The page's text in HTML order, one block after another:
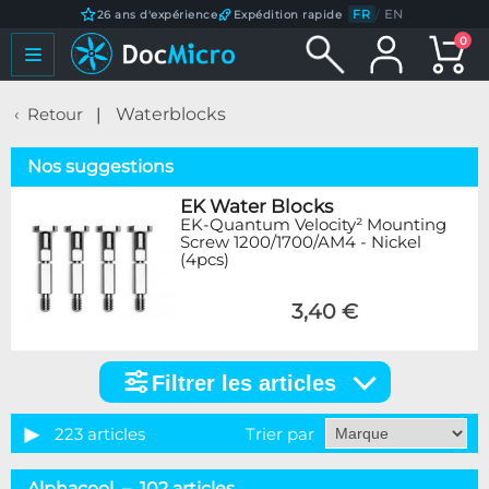
26 ans d'expérience Expédition rapide FR / EN
0
Retour Waterblocks
Nos suggestions
EK Water Blocks
EK-Quantum Velocity² Mounting
Screw 1200/1700/AM4 - Nickel
(4pcs)
3,40 €
articles
Catégorie
Filtrer les articles
223 articles Trier par